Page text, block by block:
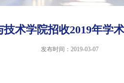
术学院招收2019年学
发布时间：2019-03-07